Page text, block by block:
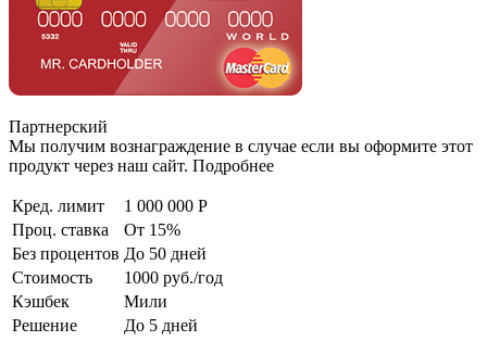
Партнерский
Мы получим вознаграждение в случае если вы оформите этот
продукт через наш сайт. Подробнее
Кред. лимит
1 000 000 Р
Проц. ставка
От 15%
Без процентов До 50 дней
Стоимость
1000 руб./год
Кэшбек
Мили
Решение
До 5 дней